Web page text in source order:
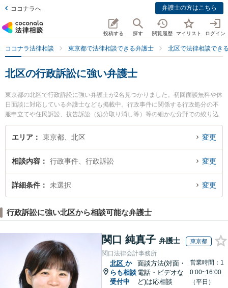
ココナラへ 弁護士の方はこちら
投稿する 探す 閲覧履歴 マイリスト ログイン
ココナラ法律相談 東京都で法律相談できる弁護士 北区で法律相談でき
北区の行政訴訟に強い弁護士
東京都の北区で行政訴訟に強い弁護士が2名見つかりました。初回面談無料や休
日面談に対応している弁護士なども掲載中。行政事件に関係する行政処分の不
服申立てや住民訴訟、抗告訴訟（処分取り消し等）等の細かな分野での絞り込
み検索もでき便利です。特に十条王子法律事務所の金ヶ崎 絵美弁護士やジュリ
スト・土釜総合法律事務所の飯田 健司弁護士のプロフィール情報や弁護士費
富な近くの弁護士を検索したい』『初回相談無料で行政訴訟を法律相談できる
北区内の弁護士に相談予約したい』などでお困りの相談者さんにおすすめで
す。
エリア 東京都、北区 変更
相談内容 行政事件、行政訴訟 変更
詳細条件 未選択 変更
行政訴訟に強い北区から相談可能な弁護士
関口 純真子 弁護士 東京都
関口法律会計事務所
北区 か
らも相談
受付中
面談方法(対面・
電話・ビデオな
ど)は応相談
営業時間：1
0:00~16:00
（平日）